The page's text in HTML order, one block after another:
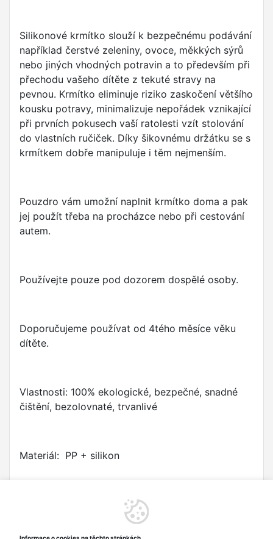
Silikonové krmítko slouží k bezpečnému podávání
například čerstvé zeleniny, ovoce, měkkých sýrů
nebo jiných vhodných potravin a to především při
přechodu vašeho dítěte z tekuté stravy na
pevnou. Krmítko eliminuje riziko zaskočení většího
kousku potravy, minimalizuje nepořádek vznikající
při prvních pokusech vaší ratolesti vzít stolování
do vlastních ručiček. Díky šikovnému držátku se s
krmítkem dobře manipuluje i těm nejmenším.
Pouzdro vám umožní naplnit krmítko doma a pak
jej použít třeba na procházce nebo při cestování
autem.
Používejte pouze pod dozorem dospělé osoby.
Doporučujeme používat od 4tého měsíce věku
dítěte.
Vlastnosti: 100% ekologické, bezpečné, snadné
čištění, bezolovnaté, trvanlivé
Materiál: PP + silikon
Rozměry výrobku: 11 x 5.6 cm